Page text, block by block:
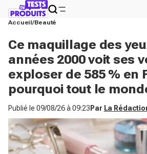
Accueil Beauté
Ce maquillage des
années 2000 voit ses
exploser de 585 % en
pourquoi tout le
Publié le 09/08/26 à 09:23 Par La